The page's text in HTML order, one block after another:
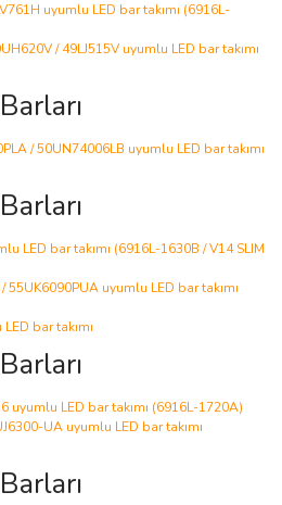
uyumlu LED bar takımı (6916L-
/ 49LJ515V uyumlu LED bar takımı
/ 50UN74006LB uyumlu LED bar takımı
LED bar takımı (6916L-1630B / V14 SLIM
55UK6090PUA uyumlu LED bar takımı
bar takımı
uyumlu LED bar takımı (6916L-1720A)
UA uyumlu LED bar takımı